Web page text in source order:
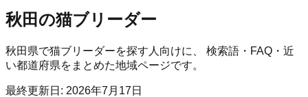
秋田の猫ブリーダー
秋田県で猫ブリーダーを探す人向けに、 検索語・FAQ・近
い都道府県をまとめた地域ページです。
最終更新日: 2026年7月17日